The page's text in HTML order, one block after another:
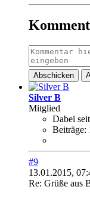
Abschicken
Silver B
Mitglied
Dabei
Beiträge:
#9
13.01.2015,
Re: Grüße aus